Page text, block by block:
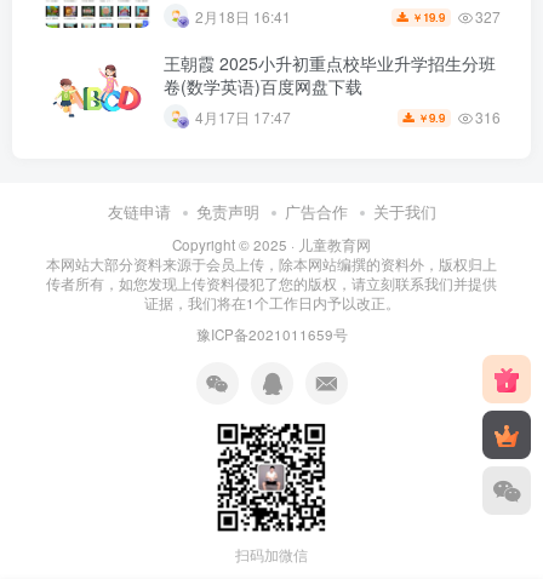
2月18日 16:41 ￥ 19.9 327
王朝霞 2025小升初重点校毕业升学招生分班
卷(数学英语)百度网盘下载
4月17日 17:47 ￥9.9 316
友链申请 免责声明 广告合作 关于我们
Copyright © 2025 · 儿童教育网
本网站大部分资料来源于会员上传，除本网站编撰的资料外，版权归上
传者所有，如您发现上传资料侵犯了您的版权，请立刻联系我们并提供
证据，我们将在1个工作日内予以改正。
豫ICP备2021011659号
扫码加微信